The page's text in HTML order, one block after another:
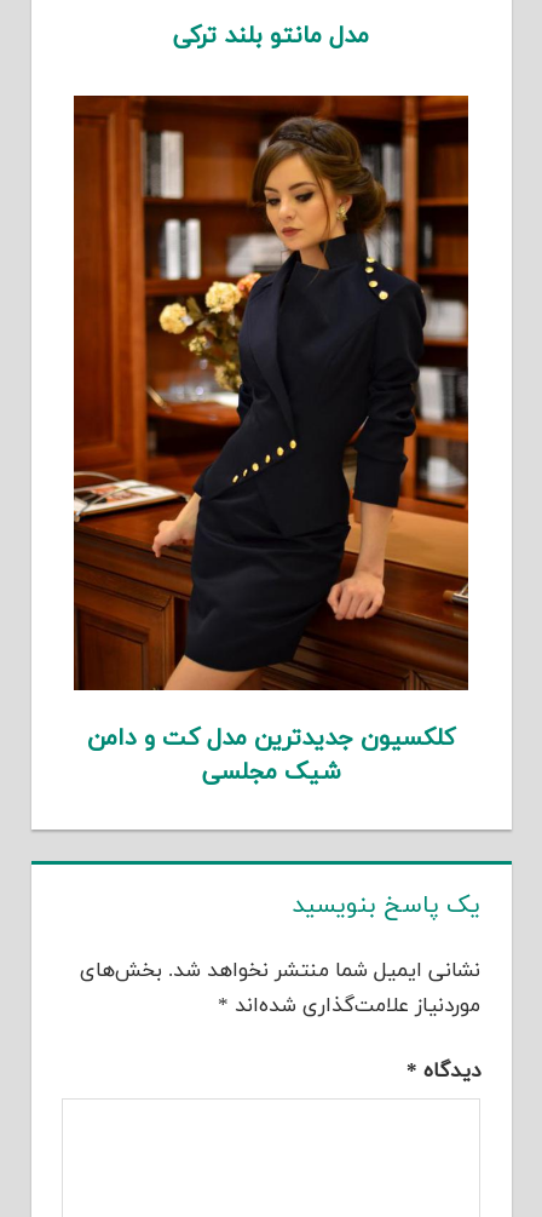
مدل مانتو بلند ترکی
کلکسیون جدیدترین مدل کت و دامن
شیک مجلسی
یک پاسخ بنویسید
نشانی ایمیل شما منتشر نخواهد شد. بخش‌های
موردنیاز علامت‌گذاری شده‌اند *
دیدگاه *